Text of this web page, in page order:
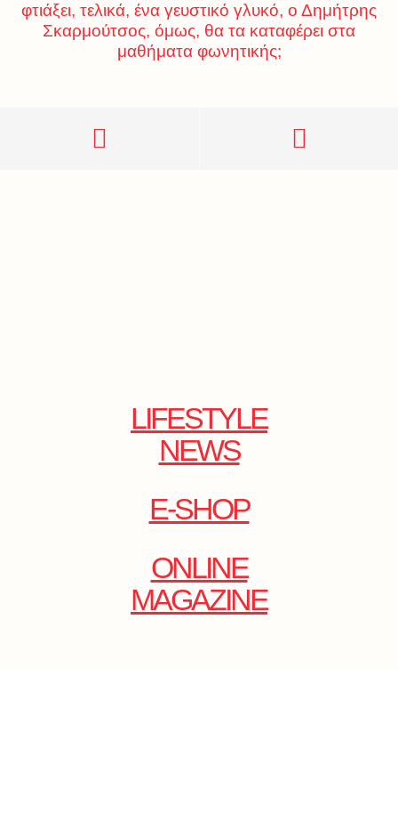
φτιάξει, τελικά, ένα γευστικό γλυκό, ο Δημήτρης
Σκαρμούτσος, όμως, θα τα καταφέρει στα
μαθήματα φωνητικής;
LIFESTYLE
NEWS
E-SHOP
ONLINE
MAGAZINE